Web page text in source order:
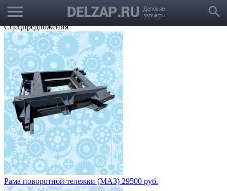
menu search
Выбрать город
Корзина
Заказать звонок
Спецпредложения
Рама поворотной тележки (МАЗ) 29500 руб.